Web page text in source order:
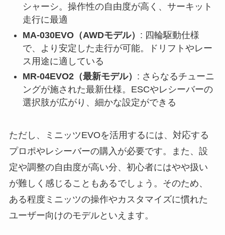
シャーシ。操作性の自由度が高く、サーキット
走行に最適
MA-030EVO（AWDモデル） : 四輪駆動仕様
で、より安定した走行が可能。ドリフトやレー
ス用途に適している
MR-04EVO2（最新モデル） : さらなるチューニ
ングが施された最新仕様。ESCやレシーバーの
選択肢が広がり、細かな設定ができる
ただし、ミニッツEVOを活用するには、対応する
プロポやレシーバーの購入が必要です。また、設
定や調整の自由度が高い分、初心者にはやや扱い
が難しく感じることもあるでしょう。そのため、
ある程度ミニッツの操作やカスタマイズに慣れた
ユーザー向けのモデルといえます。